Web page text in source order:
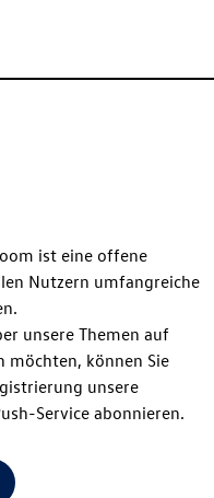
ist eine offene
Nutzern umfangreiche
unsere Themen auf
möchten, können Sie
unsere
Service abonnieren.